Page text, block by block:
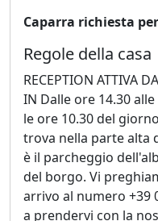
Caparra richiesta
Regole della casa
RECEPTION ATTIVA
IN Dalle ore 14.30
le ore 10.30 del
trova nella parte alta
è il parcheggio
del borgo. Vi
arrivo al numero +39
a prendervi con la